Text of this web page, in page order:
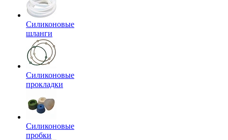
Силиконовые
шланги
Силиконовые
прокладки
Силиконовые
пробки